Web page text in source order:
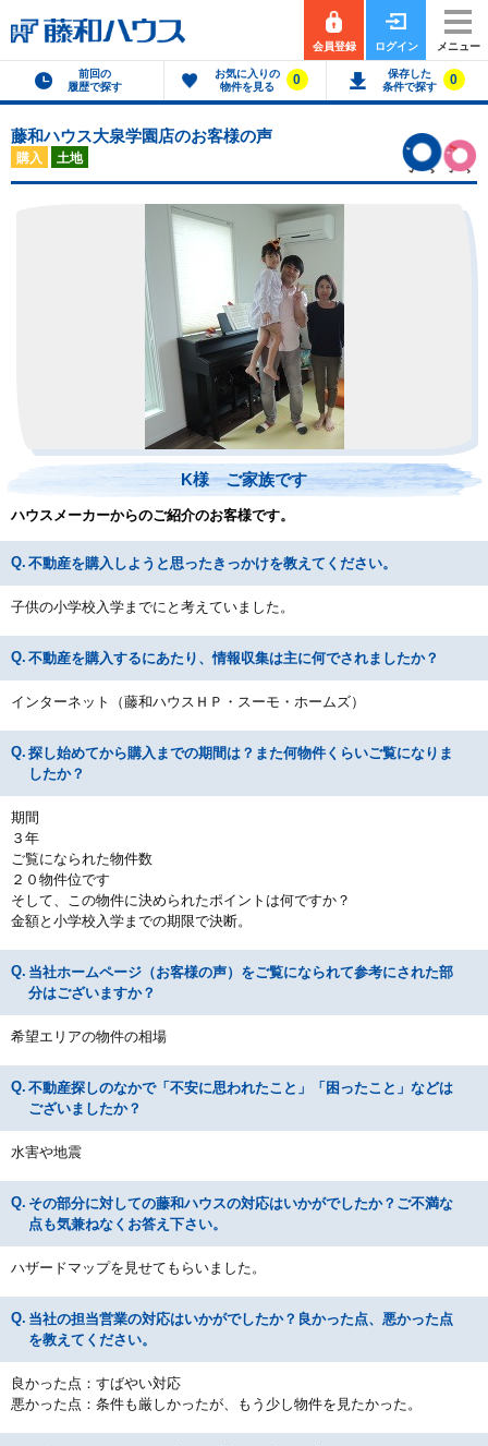
会員登録 ログイン メニュー
前回の
履歴で探す
お気に入りの
物件を見る
0
保存した
条件で探す
0
藤和ハウス大泉学園店のお客様の声
購入 土地
K様 ご家族です
ハウスメーカーからのご紹介のお客様です。
不動産を購入しようと思ったきっかけを教えてください。
子供の小学校入学までにと考えていました。
不動産を購入するにあたり、情報収集は主に何でされましたか？
インターネット（藤和ハウスＨＰ・スーモ・ホームズ）
探し始めてから購入までの期間は？また何物件くらいご覧になりま
したか？
期間
３年
ご覧になられた物件数
２０物件位です
そして、この物件に決められたポイントは何ですか？
金額と小学校入学までの期限で決断。
当社ホームページ（お客様の声）をご覧になられて参考にされた部
分はございますか？
希望エリアの物件の相場
不動産探しのなかで「不安に思われたこと」「困ったこと」などは
ございましたか？
水害や地震
その部分に対しての藤和ハウスの対応はいかがでしたか？ご不満な
点も気兼ねなくお答え下さい。
ハザードマップを見せてもらいました。
当社の担当営業の対応はいかがでしたか？良かった点、悪かった点
を教えてください。
良かった点：すばやい対応
悪かった点：条件も厳しかったが、もう少し物件を見たかった。